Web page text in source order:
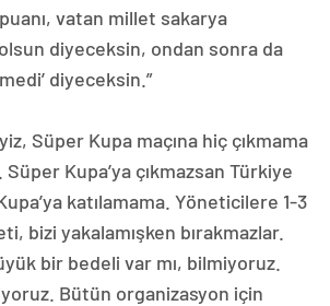
vatan millet sakarya
diyeceksin, ondan sonra da
diyeceksin.”
Süper Kupa maçına hiç çıkmama
Süper Kupa’ya çıkmazsan Türkiye
katılamama. Yöneticilere 1-3
bizi yakalamışken bırakmazlar.
bir bedeli var mı, bilmiyoruz.
Bütün organizasyon için